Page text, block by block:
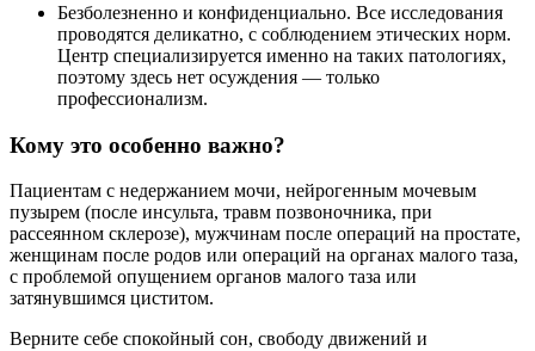
Безболезненно и конфиденциально. Все исследования
проводятся деликатно, с соблюдением этических норм.
Центр специализируется именно на таких патологиях,
поэтому здесь нет осуждения — только
профессионализм.
Кому это особенно важно?
Пациентам с недержанием мочи, нейрогенным мочевым
пузырем (после инсульта, травм позвоночника, при
рассеянном склерозе), мужчинам после операций на простате,
женщинам после родов или операций на органах малого таза,
с проблемой опущением органов малого таза или
затянувшимся циститом.
Верните себе спокойный сон, свободу движений и